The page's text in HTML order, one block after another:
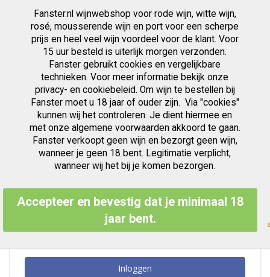
Fanster.nl wijnwebshop voor rode wijn, witte wijn,
rosé, mousserende wijn en port voor een scherpe
prijs en heel veel wijn voordeel voor de klant. Voor
15 uur besteld is uiterlijk morgen verzonden.
Fanster gebruikt cookies en vergelijkbare
technieken. Voor meer informatie bekijk onze
privacy- en cookiebeleid. Om wijn te bestellen bij
Fanster moet u 18 jaar of ouder zijn. Via "cookies"
kunnen wij het controleren. Je dient hiermee en
met onze algemene voorwaarden akkoord te gaan.
Fanster verkoopt geen wijn en bezorgt geen wijn,
wanneer je geen 18 bent. Legitimatie verplicht,
wanneer wij het bij je komen bezorgen.
Accepteer en bevestig dat je minimaal 18
jaar bent.
Zoek
inhoud
Klant Login
Geregistreerde Klanten
Als u een account hebt, meld u dan aan met uw e-mailadres.
E-mailadres
Inloggen